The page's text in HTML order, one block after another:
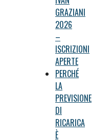
GRAZIANI
2026
–
ISCRIZIONI
APERTE
PERCHÉ
LA
PREVISIONE
DI
RICARICA
È